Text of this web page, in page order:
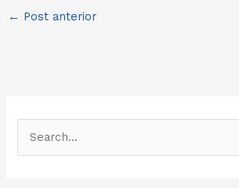
← Post anterior